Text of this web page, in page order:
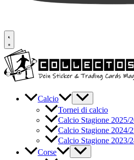
Calcio
Tornei di calcio
Calcio Stagione 2025/
Calcio Stagione 2024/
Calcio Stagione 2023/
Corse